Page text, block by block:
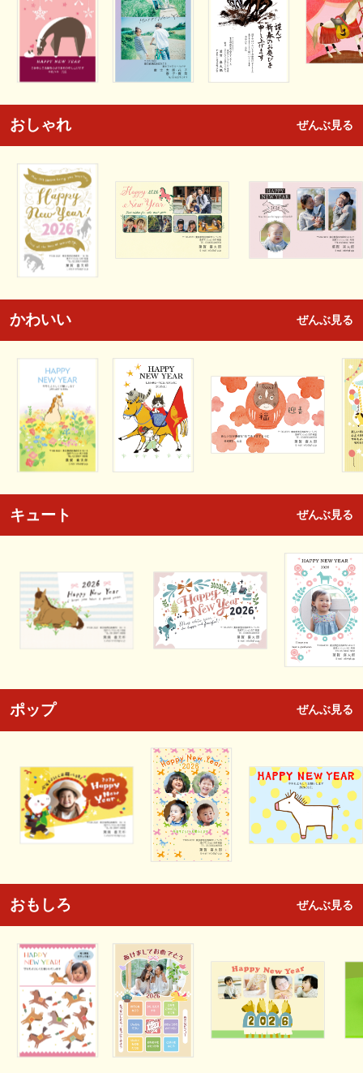
おしゃれ ぜんぶ見る
かわいい ぜんぶ見る
キュート ぜんぶ見る
ポップ ぜんぶ見る
おもしろ ぜんぶ見る